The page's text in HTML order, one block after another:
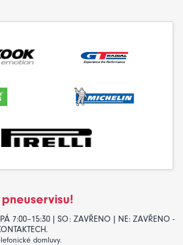
7:00–15:30 | SO: ZAVŘENO | NE: ZAVŘENO -
domluvy.